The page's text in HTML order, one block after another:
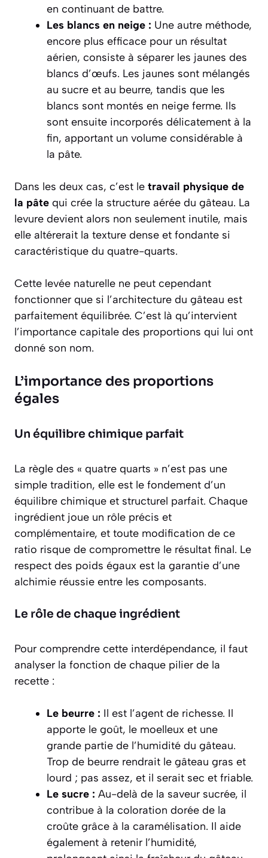
en continuant de battre.
Les blancs en neige : Une autre méthode,
encore plus efficace pour un résultat
aérien, consiste à séparer les jaunes des
blancs d’œufs. Les jaunes sont mélangés
au sucre et au beurre, tandis que les
blancs sont montés en neige ferme. Ils
sont ensuite incorporés délicatement à la
fin, apportant un volume considérable à
la pâte.
Dans les deux cas, c’est le travail physique de
la pâte qui crée la structure aérée du gâteau. La
levure devient alors non seulement inutile, mais
elle altérerait la texture dense et fondante si
caractéristique du quatre-quarts.
Cette levée naturelle ne peut cependant
fonctionner que si l’architecture du gâteau est
parfaitement équilibrée. C’est là qu’intervient
l’importance capitale des proportions qui lui ont
donné son nom.
L’importance des proportions
égales
Un équilibre chimique parfait
La règle des « quatre quarts » n’est pas une
simple tradition, elle est le fondement d’un
équilibre chimique et structurel parfait. Chaque
ingrédient joue un rôle précis et
complémentaire, et toute modification de ce
ratio risque de compromettre le résultat final. Le
respect des poids égaux est la garantie d’une
alchimie réussie entre les composants.
Le rôle de chaque ingrédient
Pour comprendre cette interdépendance, il faut
analyser la fonction de chaque pilier de la
recette :
Le beurre : Il est l’agent de richesse. Il
apporte le goût, le moelleux et une
grande partie de l’humidité du gâteau.
Trop de beurre rendrait le gâteau gras et
lourd ; pas assez, et il serait sec et friable.
Le sucre : Au-delà de la saveur sucrée, il
contribue à la coloration dorée de la
croûte grâce à la caramélisation. Il aide
également à retenir l’humidité,